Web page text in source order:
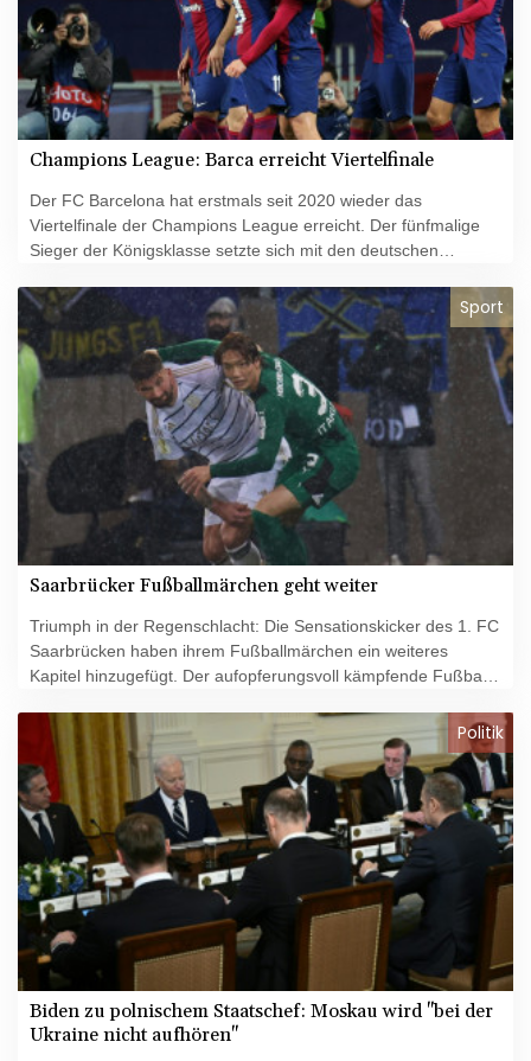
Champions League: Barca erreicht Viertelfinale
Der FC Barcelona hat erstmals seit 2020 wieder das
Viertelfinale der Champions League erreicht. Der fünfmalige
Sieger der Königsklasse setzte sich mit den deutschen
im Achtelfinal-Rückspiel 3:1 (2:1) gegen die SSC Neapel
durch. Das Hinspiel in Italien war 1:1 ausgegangen.
Sport
Saarbrücker Fußballmärchen geht weiter
Triumph in der Regenschlacht: Die Sensationskicker des 1. FC
Saarbrücken haben ihrem Fußballmärchen ein weiteres
Kapitel hinzugefügt. Der aufopferungsvoll kämpfende Fußball-
etwas glücklich mit 2:1 (1:1) und zog bei schwierigen
Platzverhältnissen zum fünften Mal ins Halbfinale ein. Dort
geht es am 2. April ins brisante Südwest-Derby gegen den
Zweitligisten 1. FC Kaiserslautern.
Politik
Biden zu polnischem Staatschef: Moskau wird "bei der
Ukraine nicht aufhören"